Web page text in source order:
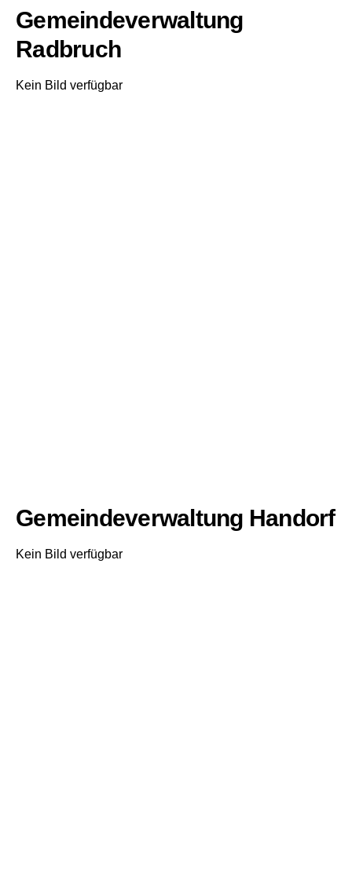
Gemeindeverwaltung
Radbruch
Kein Bild verfügbar
Gemeindeverwaltung Handorf
Kein Bild verfügbar